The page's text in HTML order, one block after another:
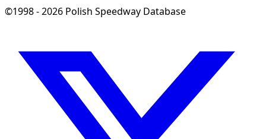
©1998 - 2026 Polish Speedway Database